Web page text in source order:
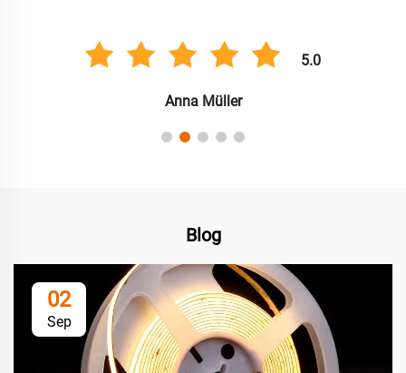
5.0
Anna Müller
Blog
02
Sep